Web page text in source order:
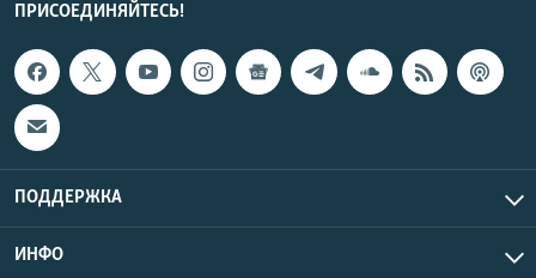
ПРИСОЕДИНЯЙТЕСЬ!
ПОДДЕРЖКА
ИНФО